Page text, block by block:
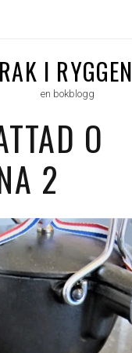
RAK I RYGGEN
en bokblogg
O
2